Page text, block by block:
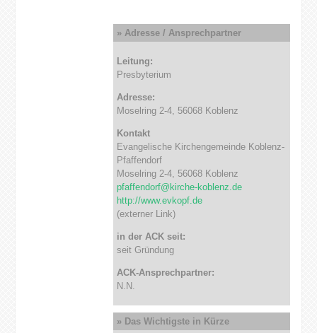
» Adresse / Ansprechpartner
Leitung:
Presbyterium
Adresse:
Moselring 2-4, 56068 Koblenz
Kontakt
Evangelische Kirchengemeinde Koblenz-
Pfaffendorf
Moselring 2-4, 56068 Koblenz
pfaffendorf@kirche-koblenz.de
http://www.evkopf.de
(externer Link)
in der ACK seit:
seit Gründung
ACK-Ansprechpartner:
N.N.
» Das Wichtigste in Kürze